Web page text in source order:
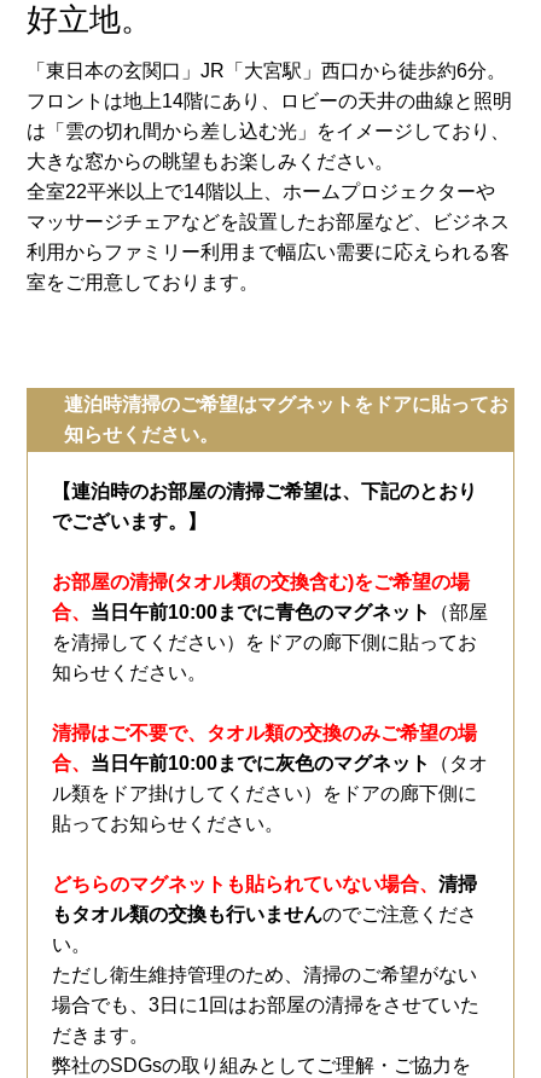
好立地。
「東日本の玄関口」JR「大宮駅」西口から徒歩約6分。
フロントは地上14階にあり、ロビーの天井の曲線と照明
は「雲の切れ間から差し込む光」をイメージしており、
大きな窓からの眺望もお楽しみください。
全室22平米以上で14階以上、ホームプロジェクターや
マッサージチェアなどを設置したお部屋など、ビジネス
利用からファミリー利用まで幅広い需要に応えられる客
室をご用意しております。
連泊時清掃のご希望はマグネットをドアに貼ってお
知らせください。
【連泊時のお部屋の清掃ご希望は、下記のとおり
でございます。】
お部屋の清掃(タオル類の交換含む)をご希望の場
合、 当日午前10:00までに青色のマグネット
（部屋
を清掃してください）をドアの廊下側に貼ってお
知らせください。
清掃はご不要で、タオル類の交換のみご希望の場
合、 当日午前10:00までに灰色のマグネット
（タオ
ル類をドア掛けしてください）をドアの廊下側に
貼ってお知らせください。
どちらのマグネットも貼られていない場合、清掃
もタオル類の交換も行いませんのでご注意くださ
い。
ただし衛生維持管理のため、清掃のご希望がない
場合でも、3日に1回はお部屋の清掃をさせていた
だきます。
弊社のSDGsの取り組みとしてご理解・ご協力を